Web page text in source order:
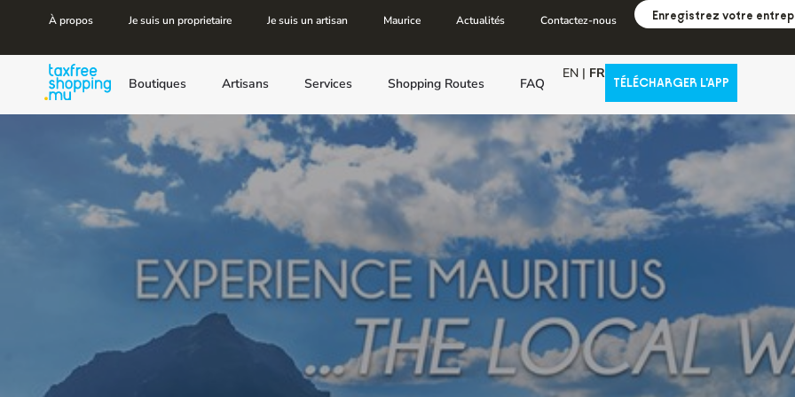
Enregistrez votre
À propos Je suis un proprietaire Je suis un artisan Maurice Actualités Contactez-nous
Boutiques Artisans Services Shopping Routes FAQ
EN | FR
TÉLÉCHARGER L'APP